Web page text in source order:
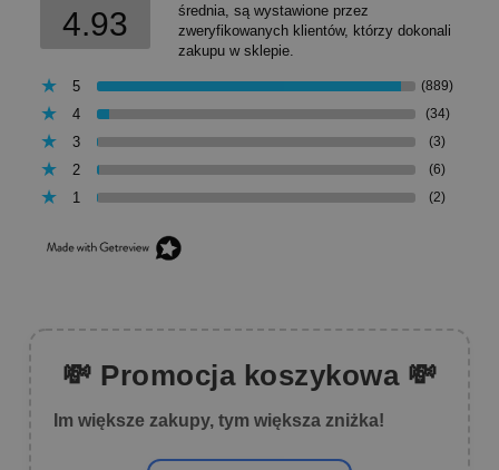
4.93
średnia, są wystawione przez
zweryfikowanych klientów, którzy dokonali
zakupu w sklepie.
5 (889)
4 (34)
3 (3)
2 (6)
1 (2)
💸 Promocja koszykowa 💸
Im większe zakupy, tym większa zniżka!